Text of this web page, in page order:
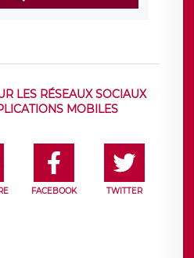
LES RÉSEAUX SOCIAUX
MOBILES
FACEBOOK TWITTER